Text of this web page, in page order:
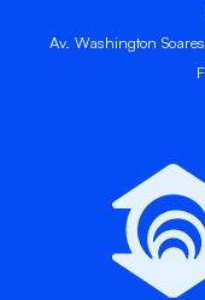
Av. Washington